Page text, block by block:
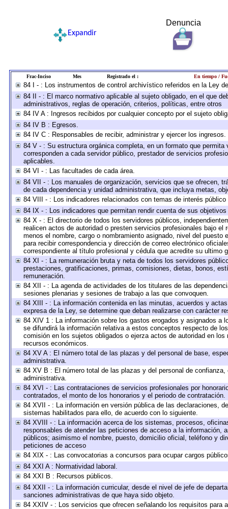
Denuncia
Expandir
Frac-Inciso Mes Registrado el : En tiempo /
84 I - : Los instrumentos de control archivístico referidos en la Ley
84 II - : El marco normativo aplicable al sujeto obligado, en el que
administrativos, reglas de operación, criterios, políticas, entre otros
84 IV A : Ingresos recibidos por cualquier concepto por el sujeto
84 IV B : Egresos.
84 IV C : Responsables de recibir, administrar y ejercer los ingresos.
84 V - : Su estructura orgánica completa, en un formato que
corresponden a cada servidor público, prestador de servicios
aplicables.
84 VI - : Las facultades de cada área.
84 VII - : Los manuales de organización, servicios que se ofrecen,
de cada dependencia y unidad administrativa, que incluya metas,
84 VIII - : Los indicadores relacionados con temas de interés
84 IX - : Los indicadores que permitan rendir cuenta de sus
84 X - : El directorio de todos los servidores públicos,
realicen actos de autoridad o presten servicios profesionales bajo
menos el nombre, cargo o nombramiento asignado, nivel del
para recibir correspondencia y dirección de correo electrónico
correspondiente al título profesional y cédula que acredite su ultimo
84 XI - : La remuneración bruta y neta de todos los servidores
prestaciones, gratificaciones, primas, comisiones, dietas, bonos,
remuneración.
84 XII - : La agenda de actividades de los titulares de las
sesiones plenarias y sesiones de trabajo a las que convoquen.
84 XIII - : La información contenida en las minutas, acuerdos y
expresa de la Ley, se determine que deban realizarse con carácter
84 XIV 1 : La información sobre los gastos erogados y asignados
se difundirá la información relativa a estos conceptos respecto de
comisión en los sujetos obligados o ejerza actos de autoridad en
recursos económicos.
84 XV A : El número total de las plazas y del personal de base,
administrativa.
84 XV B : El número total de las plazas y del personal de
administrativa.
84 XVI - : Las contrataciones de servicios profesionales por
contratados, el monto de los honorarios y el periodo de contratación.
84 XVII - : La información en versión pública de las declaraciones,
sistemas habilitados para ello, de acuerdo con lo siguiente.
84 XVIII - : La información acerca de los sistemas, procesos,
responsables de atender las peticiones de acceso a la
públicos; asimismo el nombre, puesto, domicilio oficial, teléfono y
peticiones de acceso
84 XIX - : Las convocatorias a concursos para ocupar cargos
84 XXI A : Normatividad laboral.
84 XXI B : Recursos públicos.
84 XXII - : La información curricular, desde el nivel de jefe de
sanciones administrativas de que haya sido objeto.
84 XXIV - : Los servicios que ofrecen señalando los requisitos para